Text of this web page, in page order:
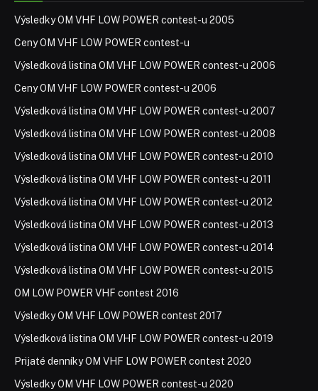
Výsledky OM VHF LOW POWER contest-u 2005
Ceny OM VHF LOW POWER contest-u
Výsledková listina OM VHF LOW POWER contest-u 2006
Ceny OM VHF LOW POWER contest-u 2006
Výsledková listina OM VHF LOW POWER contest-u 2007
Výsledková listina OM VHF LOW POWER contest-u 2008
Výsledková listina OM VHF LOW POWER contest-u 2010
Výsledková listina OM VHF LOW POWER contest-u 2011
Výsledková listina OM VHF LOW POWER contest-u 2012
Výsledková listina OM VHF LOW POWER contest-u 2013
Výsledková listina OM VHF LOW POWER contest-u 2014
Výsledková listina OM VHF LOW POWER contest-u 2015
OM LOW POWER VHF contest 2016
Výsledky OM VHF LOW POWER contest 2017
Výsledková listina OM VHF LOW POWER contest-u 2019
Prijaté denníky OM VHF LOW POWER contest 2020
Výsledky OM VHF LOW POWER contest-u 2020